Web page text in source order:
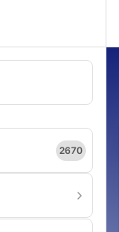
2670